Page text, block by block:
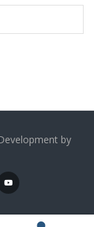
by